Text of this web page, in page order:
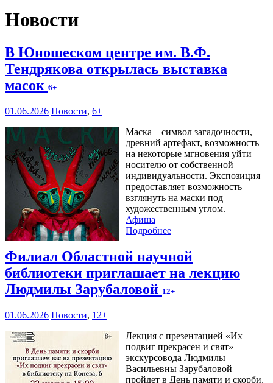
Новости
В Юношеском центре им. В.Ф.
Тендрякова открылась выставка
масок 6+
01.06.2026 Новости, 6+
Маска – символ загадочности,
древний артефакт, возможность
на некоторые мгновения уйти
носителю от собственной
индивидуальности. Экспозиция
предоставляет возможность
взглянуть на маски под
художественным углом.
Афиша
Подробнее
Филиал Областной научной
библиотеки приглашает на лекцию
Людмилы Зарубаловой 12+
01.06.2026 Новости, 12+
Лекция с презентацией «Их
подвиг прекрасен и свят»
экскурсовода Людмилы
Васильевны Зарубаловой
пройдет в День памяти и скорби,